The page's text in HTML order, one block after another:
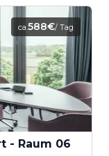
ca.588€/ Tag
- Raum 06